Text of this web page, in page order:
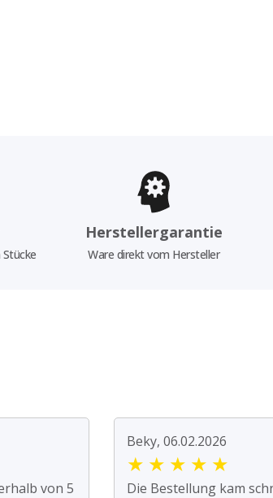
Herstellergarantie
Ware direkt vom Hersteller
von 5
Beky, 06.02.2026
★ ★ ★ ★ ★
Die Bestellung kam